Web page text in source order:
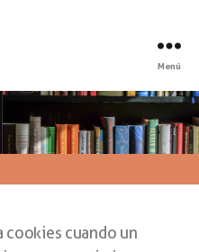
Menú
cookies cuando un